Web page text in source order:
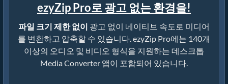
ezyZip Pro로 광고 없는 환경을!
파일 크기 제한 없이 광고 없이 네이티브 속도로 미디어
를 변환하고 압축할 수 있습니다. ezyZip Pro에는 140개
이상의 오디오 및 비디오 형식을 지원하는 데스크톱
Media Converter 앱이 포함되어 있습니다.